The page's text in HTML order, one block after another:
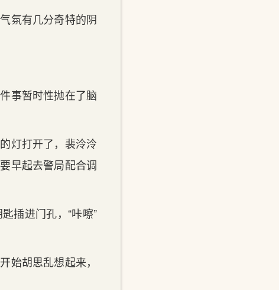
氛有几分奇特的阴
事暂时性抛在了脑
灯打开了，裴泠泠
早起去警局配合调
插进门孔，“咔嚓”
始胡思乱想起来，